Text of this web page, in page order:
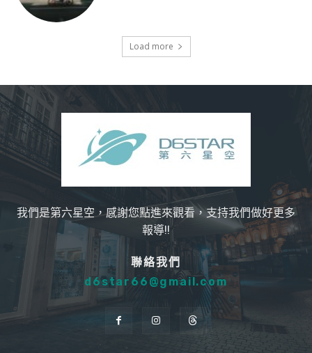
Load more
我們是第六星空，感謝您點進來觀看，支持我們做好更多
報導!!
聯絡我們
d6star66@gmail.com